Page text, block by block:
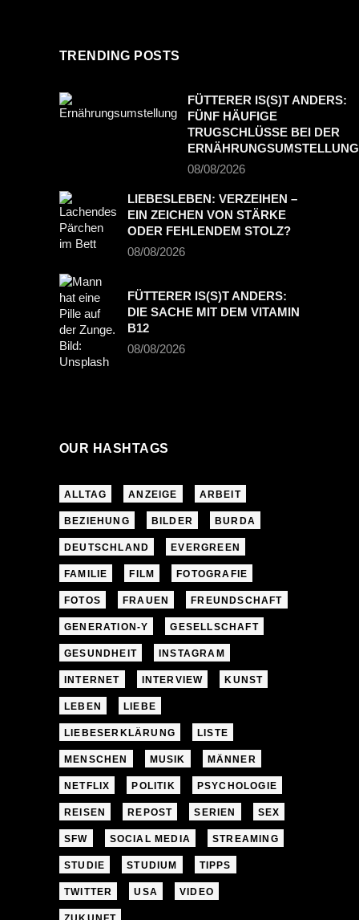
TRENDING POSTS
FÜTTERER IS(S)T ANDERS:
FÜNF HÄUFIGE
TRUGSCHLÜSSE BEI DER
ERNÄHRUNGSUMSTELLUNG
08/08/2026
LIEBESLEBEN: VERZEIHEN –
EIN ZEICHEN VON STÄRKE
ODER FEHLENDEM STOLZ?
08/08/2026
FÜTTERER IS(S)T ANDERS:
DIE SACHE MIT DEM VITAMIN
B12
08/08/2026
OUR HASHTAGS
ALLTAG ANZEIGE ARBEIT
BEZIEHUNG BILDER BURDA
DEUTSCHLAND EVERGREEN
FAMILIE FILM FOTOGRAFIE
FOTOS FRAUEN FREUNDSCHAFT
GENERATION-Y GESELLSCHAFT
GESUNDHEIT INSTAGRAM
INTERNET INTERVIEW KUNST
LEBEN LIEBE
LIEBESERKLÄRUNG LISTE
MENSCHEN MUSIK MÄNNER
NETFLIX POLITIK PSYCHOLOGIE
REISEN REPOST SERIEN SEX
SFW SOCIAL MEDIA STREAMING
STUDIE STUDIUM TIPPS
TWITTER USA VIDEO